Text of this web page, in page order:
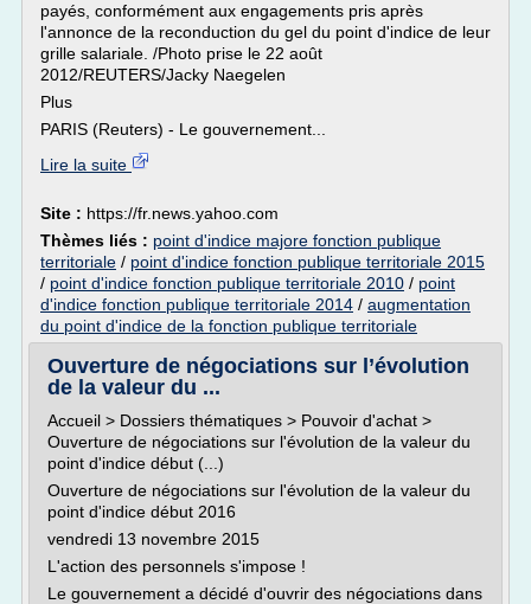
payés, conformément aux engagements pris après
l'annonce de la reconduction du gel du point d'indice de leur
grille salariale. /Photo prise le 22 août
2012/REUTERS/Jacky Naegelen
Plus
PARIS (Reuters) - Le gouvernement...
Lire la suite
Site : https://fr.news.yahoo.com
Thèmes liés : point d'indice majore fonction publique
territoriale / point d'indice fonction publique territoriale 2015
/ point d'indice fonction publique territoriale 2010 / point
d'indice fonction publique territoriale 2014 / augmentation
du point d'indice de la fonction publique territoriale
Ouverture de négociations sur l’évolution
de la valeur du ...
Accueil > Dossiers thématiques > Pouvoir d'achat >
Ouverture de négociations sur l'évolution de la valeur du
point d'indice début (...)
Ouverture de négociations sur l'évolution de la valeur du
point d'indice début 2016
vendredi 13 novembre 2015
L'action des personnels s'impose !
Le gouvernement a décidé d'ouvrir des négociations dans